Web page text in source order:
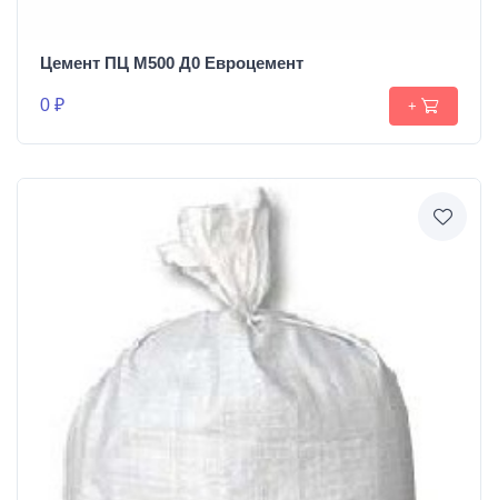
Цемент ПЦ М500 Д0 Евроцемент
0 ₽ +